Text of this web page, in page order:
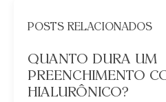
POSTS RELACIONADOS
QUANTO DURA UM
PREENCHIMENTO
HIALURÔNICO?